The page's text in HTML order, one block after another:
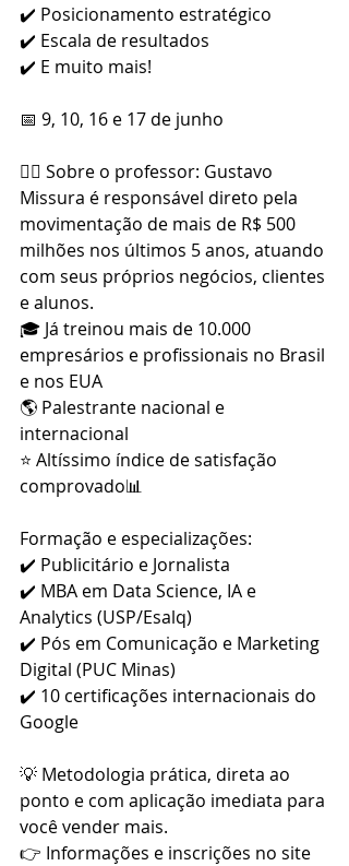
✔️ Posicionamento estratégico
✔️ Escala de resultados
✔️ E muito mais!
📅 9, 10, 16 e 17 de junho
🙋‍♂️ Sobre o professor: Gustavo
Missura é responsável direto pela
movimentação de mais de R$ 500
milhões nos últimos 5 anos, atuando
com seus próprios negócios, clientes
e alunos.
🎓 Já treinou mais de 10.000
empresários e profissionais no Brasil
e nos EUA
🌎 Palestrante nacional e
internacional
⭐ Altíssimo índice de satisfação
comprovado📊
Formação e especializações:
✔️ Publicitário e Jornalista
✔️ MBA em Data Science, IA e
Analytics (USP/Esalq)
✔️ Pós em Comunicação e Marketing
Digital (PUC Minas)
✔️ 10 certificações internacionais do
Google
💡 Metodologia prática, direta ao
ponto e com aplicação imediata para
você vender mais.
👉 Informações e inscrições no site